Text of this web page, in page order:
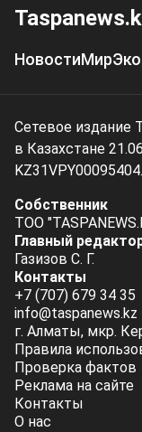
НовостиМир
Сетевое издание
в Казахстане
KZ31VPY00095404.
Собственник
ТОО
Главный
Газизов С. Г.
Контакты
+7 (707) 679 34 35
info@taspanews.kz
г. Алматы, мкр.
Правила
Проверка фактов
Реклама на сайте
Контакты
О нас